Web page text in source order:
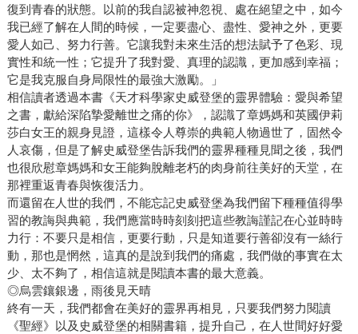
復到青春的狀態。以前的我自認被神忽視、處在絕望之中，如今
我已經了解在人間的時候，一定要盡心、盡性、愛神之外，更要
愛人如己、努力行善。它讓我對未來生活的想法賦予了色彩、現
實性和統一性；它提升了我對愛、真理的認識，更加感到幸福；
它是我克服自身局限性的最強大激勵。」
相信讀者透過本書《天才科學家史威登堡的靈界體驗：愛與希望
之書，獻給深陷摯愛離世之痛的你》，認識了章媽媽和英國伊莉
莎白女王的親身見證，這樣令人尊崇的典範人物過世了，固然令
人哀傷，但是了解史威登堡告訴我們的靈界種種見聞之後，我們
也很欣慰章媽媽和女王能夠脫離老朽的肉身前往美好的天堂，在
那裡重返青春與恢復活力。
而還留在人世的我們，不能忘記史威登堡為我們留下種種值得學
習的教誨與典範，我們應當時時刻刻把這些教誨謹記在心並時時
力行：不要只是相信，更要行動，只是知道要行善卻沒有一絲行
動，那也是惘然，這真的是說到我們的痛處，我們做的事實在太
少、太不夠了，相信這就是閱讀本書的最大意義。
◎烏雲鑲銀邊，雨後見天晴
終有一天，我們都會在美好的靈界再相見，只要我們努力閱讀
《聖經》以及史威登堡的相關書籍，提升自己，在人世間好好愛